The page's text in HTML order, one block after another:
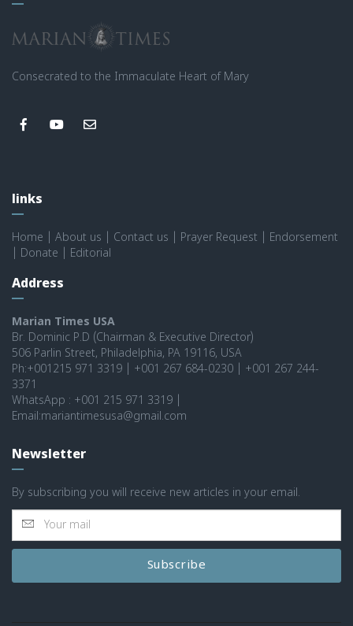
Consecrated to the Immaculate Heart of Mary
links
Home About us Contact us Prayer Request
Endorsement
Donate Editorial
Address
Marian Times USA
Br. Dominic P.D (Chairman & Executive Director)
506 Parlin Street, Philadelphia, PA 19116, USA
Ph:+001215 971 3319 | +001 267 684-0230 | +001 267 244-
3371
WhatsApp : +001 215 971 3319 |
Email:mariantimesusa@gmail.com
Newsletter
By subscribing you will receive new articles in your email.
Subscribe